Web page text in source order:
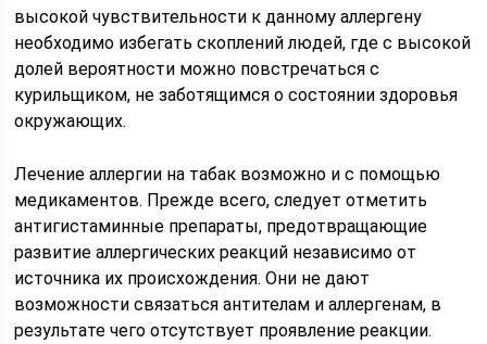
высокой чувствительности к данному аллергену
необходимо избегать скоплений людей, где с высокой
долей вероятности можно повстречаться с
курильщиком, не заботящимся о состоянии здоровья
окружающих.
Лечение аллергии на табак возможно и с помощью
медикаментов. Прежде всего, следует отметить
антигистаминные препараты, предотвращающие
развитие аллергических реакций независимо от
источника их происхождения. Они не дают
возможности связаться антителам и аллергенам, в
результате чего отсутствует проявление реакции.